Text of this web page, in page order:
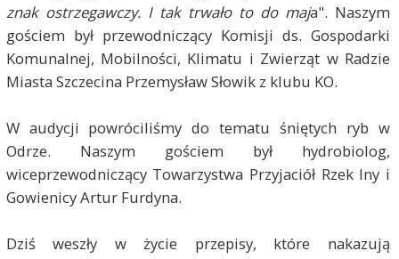
znak ostrzegawczy. I tak trwało to do maja". Naszym
gościem był przewodniczący Komisji ds. Gospodarki
Komunalnej, Mobilności, Klimatu i Zwierząt w Radzie
Miasta Szczecina Przemysław Słowik z klubu KO.
W audycji powróciliśmy do tematu śniętych ryb w
Odrze. Naszym gościem był hydrobiolog,
wiceprzewodniczący Towarzystwa Przyjaciół Rzek Iny i
Gowienicy Artur Furdyna.
Dziś weszły w życie przepisy, które nakazują